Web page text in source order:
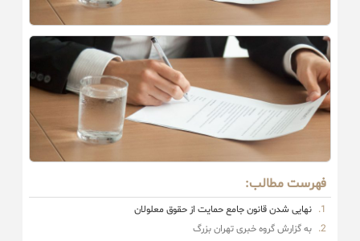
فهرست مطالب:
نهایی شدن قانون جامع حمایت از حقوق معلولان
به گزارش گروه خبری تهران بزرگ